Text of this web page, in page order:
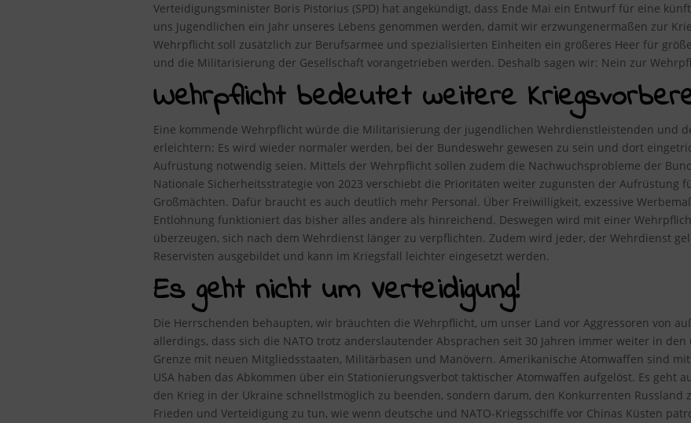
Verteidigungsminister Boris Pistorius (SPD) hat angekündigt, dass Ende Mai ein Entwurf für eine
uns Jugendlichen ein Jahr unseres Lebens genommen werden, damit wir erzwungenermaßen zur
Wehrpflicht soll zusätzlich zur Berufsarmee und spezialisierten Einheiten ein größeres Heer für
und die Militarisierung der Gesellschaft vorangetrieben werden. Deshalb sagen wir: Nein zur
Wehrpflicht bedeutet weitere
Eine kommende Wehrpflicht würde die Militarisierung der jugendlichen Wehrdienstleistenden und
erleichtern: Es wird wieder normaler werden, bei der Bundeswehr gewesen zu sein und dort
Aufrüstung notwendig seien. Mittels der Wehrpflicht sollen zudem die Nachwuchsprobleme der
Nationale Sicherheitsstrategie von 2023 verschiebt die Prioritäten weiter zugunsten der Aufrüstung
Großmächten. Dafür braucht es auch deutlich mehr Personal. Über Freiwilligkeit, exzessive
Entlohnung funktioniert das bisher alles andere als hinreichend. Deswegen wird mit einer
überzeugen, sich nach dem Wehrdienst länger zu verpflichten. Zudem wird jeder, der Wehrdienst
Reservisten ausgebildet und kann im Kriegsfall leichter eingesetzt werden.
Es geht nicht um Verteidigung!
Die Herrschenden behaupten, wir bräuchten die Wehrpflicht, um unser Land vor Aggressoren von
allerdings, dass sich die NATO trotz anderslautender Absprachen seit 30 Jahren immer weiter in
Grenze mit neuen Mitgliedsstaaten, Militärbasen und Manövern. Amerikanische Atomwaffen sind
USA haben das Abkommen über ein Stationierungsverbot taktischer Atomwaffen aufgelöst. Es geht
den Krieg in der Ukraine schnellstmöglich zu beenden, sondern darum, den Konkurrenten
Frieden und Verteidigung zu tun, wie wenn deutsche und NATO-Kriegsschiffe vor Chinas Küsten